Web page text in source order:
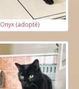
Onyx (adopté)